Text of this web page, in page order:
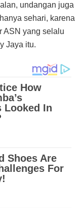
undangan juga
sehari, karena
ASN yang selalu
Jaya itu.